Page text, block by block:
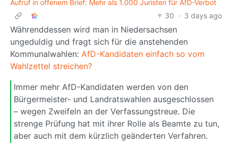
Aufruf in offenem Brief: Mehr als 1.000 Juristen für AfD-Verbot
30 · 3 days ago
Währenddessen wird man in Niedersachsen
ungeduldig und fragt sich für die anstehenden
Kommunalwahlen: AfD-Kan­di­daten ein­fach so vom
Wahl­zettel strei­chen?
Immer mehr AfD-Kandidaten werden von den
Bürgermeister- und Landratswahlen ausgeschlossen
– wegen Zweifeln an der Verfassungstreue. Die
strenge Prüfung hat mit ihrer Rolle als Beamte zu tun,
aber auch mit dem kürzlich geänderten Verfahren.